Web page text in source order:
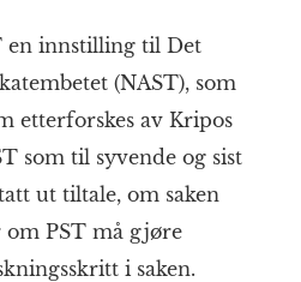
en innstilling til Det
(NAST), som
etterforskes av Kripos
som til syvende og sist
ut tiltale, om saken
om PST må gjøre
i saken.